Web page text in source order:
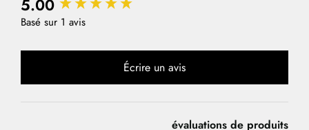
5.00
Basé sur 1 avis
Écrire un avis
évaluations de produits